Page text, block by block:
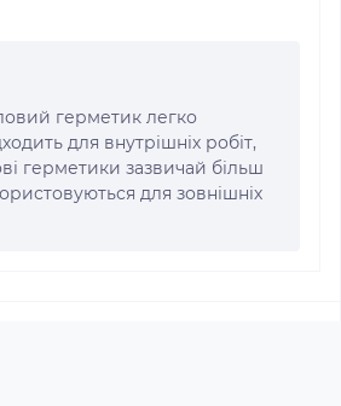
герметик легко
для внутрішніх робіт,
герметики зазвичай більш
для зовнішніх